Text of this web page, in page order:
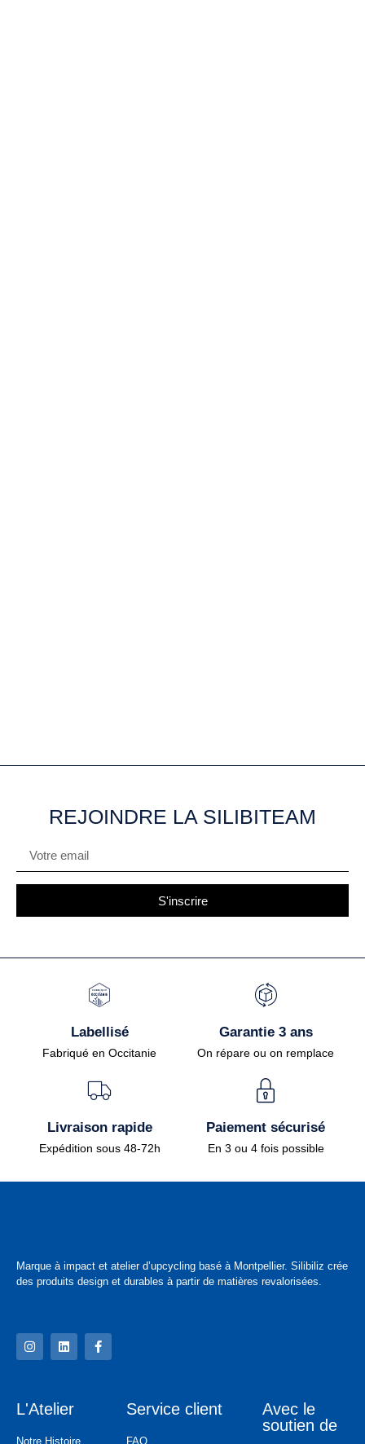
REJOINDRE LA SILIBITEAM
S'inscrire
Labellisé
Fabriqué en Occitanie
Garantie 3 ans
On répare ou on remplace
Livraison rapide
Expédition sous 48-72h
Paiement sécurisé
En 3 ou 4 fois possible
Marque à impact et atelier d’upcycling basé à Montpellier. Silibiliz crée
des produits design et durables à partir de matières revalorisées.
L'Atelier
Notre Histoire
Service client
FAQ
Avec le
soutien de